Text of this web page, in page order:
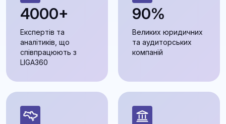
4000+
Експертів та
аналітиків, що
співпрацюють з
LIGA360
90%
Великих юридичних
та аудиторських
компаній